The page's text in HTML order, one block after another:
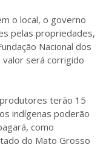
o local, o governo
pelas propriedades,
Nacional dos
valor será corrigido
terão 15
indígenas poderão
como
do Mato Grosso